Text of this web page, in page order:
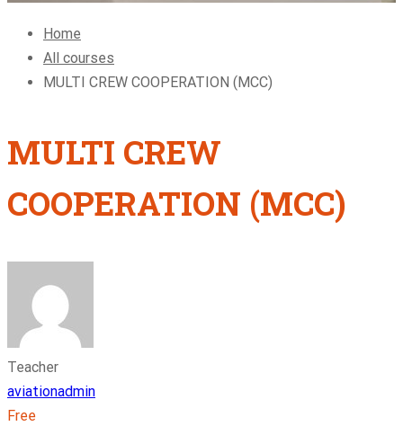
Home
All courses
MULTI CREW COOPERATION (MCC)
MULTI CREW
COOPERATION (MCC)
Teacher
aviationadmin
Free